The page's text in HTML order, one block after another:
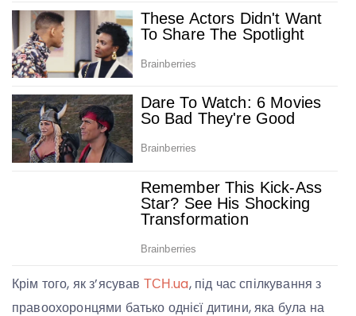
Крім того, як з’ясував ТСН.ua, під час спілкування з
правоохоронцями батько однієї дитини, яка була на